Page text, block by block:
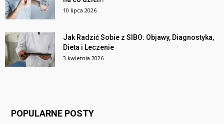
10 lipca 2026
Jak Radzić Sobie z SIBO: Objawy, Diagnostyka,
Dieta i Leczenie
3 kwietnia 2026
POPULARNE POSTY